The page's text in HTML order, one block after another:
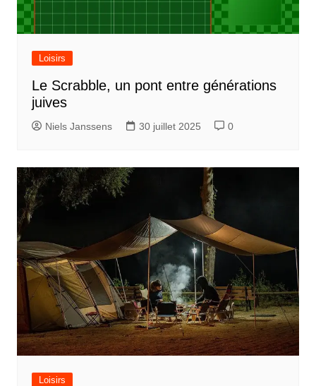
Loisirs
Le Scrabble, un pont entre générations
juives
Niels Janssens 30 juillet 2025 0
Loisirs